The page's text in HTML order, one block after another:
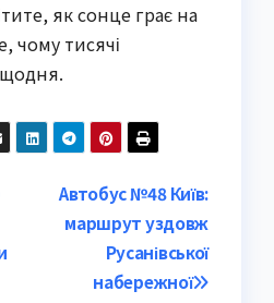
як сонце грає на
чому тисячі
щодня.
Автобус №48 Київ:
маршрут уздовж
Русанівської
набережної